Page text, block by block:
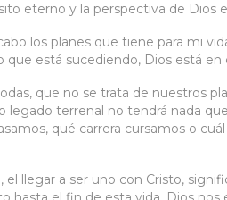
eterno y la perspectiva de Dios
los planes que tiene para mi
que está sucediendo, Dios está en
que no se trata de nuestros
legado terrenal no tendrá nada
qué carrera cursamos o
el llegar a ser uno con Cristo,